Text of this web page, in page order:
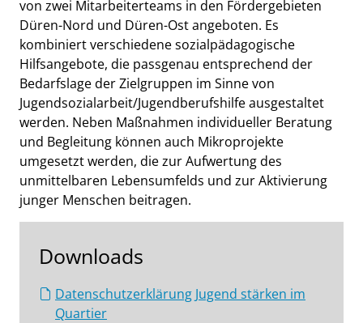
von zwei Mitarbeiterteams in den Fördergebieten
Düren-Nord und Düren-Ost angeboten. Es
kombiniert verschiedene sozialpädagogische
Hilfsangebote, die passgenau entsprechend der
Bedarfslage der Zielgruppen im Sinne von
Jugendsozialarbeit/Jugendberufshilfe ausgestaltet
werden. Neben Maßnahmen individueller Beratung
und Begleitung können auch Mikroprojekte
umgesetzt werden, die zur Aufwertung des
unmittelbaren Lebensumfelds und zur Aktivierung
junger Menschen beitragen.
Downloads
Datenschutzerklärung Jugend stärken im
Quartier